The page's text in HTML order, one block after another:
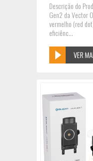
Descrição do
Gen2 da Vector
vermelho (red
eficiênc...